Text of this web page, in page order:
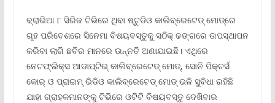
ବ୍ରାଭିଆ ୮ ସିରିଜ ଟିଭିରେ ଥିବା ଷ୍ଟୁଡିଓ କାଲିବ୍ରେଟେଡ୍ ମୋଡ୍‌ରେ
ଗୃହ ପରିବେଶରେ ସିନେମା ବିଷୟବସ୍ତୁକୁ ସଠିକ୍ ଢଙ୍ଗରେ ଉପସ୍ଥାପନ
କରିବା ଲାଗି ଛବିର ମାନରେ ଉନ୍ନତି ଅଣାଯାଇଛି। ଏଥିରେ
ନେଟଫ୍ଲିକ୍ସ ଆଡାପ୍‌ଟିଭ୍ କାଲିବ୍ରେଟେଡ୍ ମୋଡ୍‌, ସୋନି ପିକ୍‌ଚର୍ସ
କୋର୍ ଓ ପ୍ରାଇମ୍ ଭିଡିଓ କାଲିବ୍ରେଟେଡ୍ ମୋଡ୍ ଭଳି ସୁବିଧା ରହିଛି
ଯାହା ଗ୍ରାହକମାନଙ୍କୁ ଟିଭିରେ ଓଟିଟି ବିଷୟବସ୍ତୁ ଦେଖିବାର